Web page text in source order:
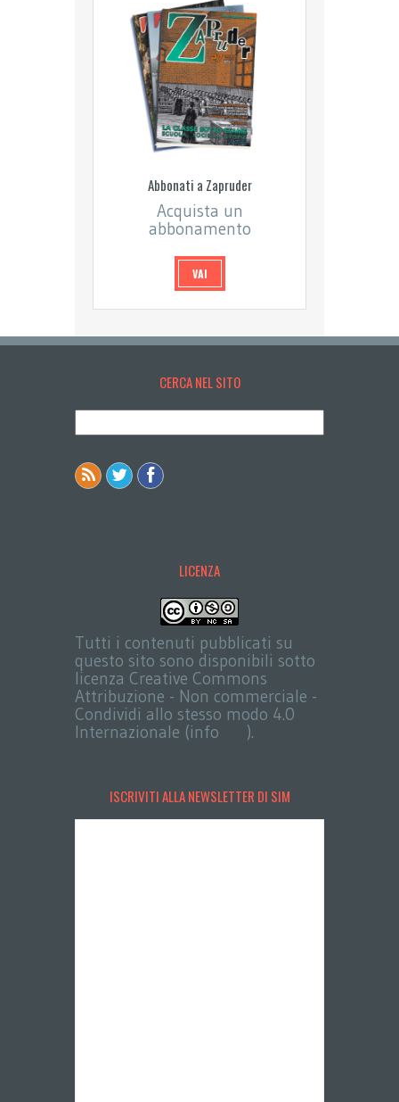
Abbonati a Zapruder
Acquista un
abbonamento
VAI
CERCA NEL SITO
LICENZA
Tutti i contenuti pubblicati su
questo sito sono disponibili sotto
licenza Creative Commons
Attribuzione - Non commerciale -
Condividi allo stesso modo 4.0
Internazionale (info
).
ISCRIVITI ALLA NEWSLETTER DI SIM